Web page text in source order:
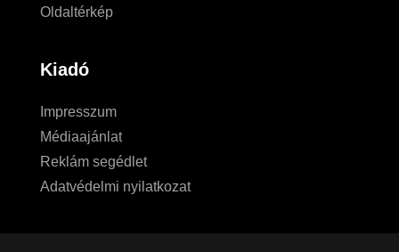
Oldaltérkép
Kiadó
Impresszum
Médiaajánlat
Reklám segédlet
Adatvédelmi nyilatkozat